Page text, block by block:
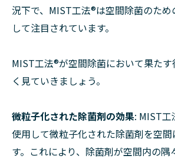
況下で、MIST工法®は空間除菌のため
して注目されています。
MIST工法®が空間除菌において果た
く見ていきましょう。
微粒子化された除菌剤の効果: MIST工
使用して微粒子化された除菌剤を空
す。これにより、除菌剤が空間内の隅